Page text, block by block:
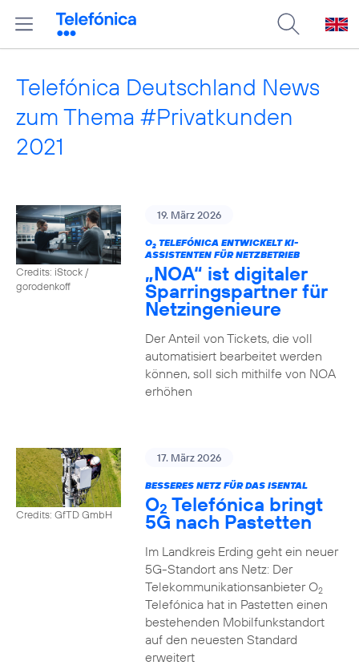
Telefónica Deutschland News
zum Thema #Privatkunden
2021
Credits: iStock /
gorodenkoff
19. März 2026
O2TELEFÓNICA ENTWICKELT KI-
ASSISTENTEN FÜR NETZBETRIEB
„NOA“ ist digitaler
Sparringspartner für
Netzingenieure
Der Anteil von Tickets, die voll
automatisiert bearbeitet werden
können, soll sich mithilfe von NOA
erhöhen
Credits: GfTD GmbH
17. März 2026
BESSERES NETZ FÜR DAS ISENTAL
O2 Telefónica bringt
5G nach Pastetten
Im Landkreis Erding geht ein neuer
5G-Standort ans Netz: Der
Telekommunikationsanbieter O2
Telefónica hat in Pastetten einen
bestehenden Mobilfunkstandort
auf den neuesten Standard
erweitert